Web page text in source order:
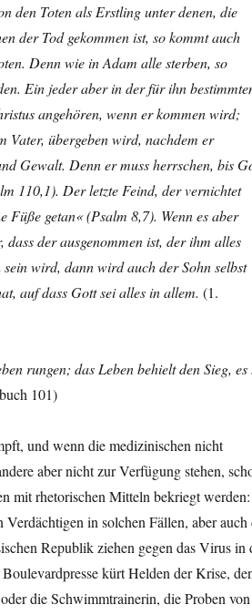
den Toten als Erstling unter denen, die
der Tod gekommen ist, so kommt auch
Denn wie in Adam alle sterben, so
Ein jeder aber in der für ihn
angehören, wenn er kommen wird;
Vater, übergeben wird, nachdem er
Gewalt. Denn er muss herrschen, bis
110,1). Der letzte Feind, der vernichtet
getan« (Psalm 8,7). Wenn es aber
der ausgenommen ist, der ihm alles
wird, dann wird auch der Sohn selbst
auf dass Gott sei alles in allem. (1.
rungen; das Leben behielt den Sieg, es
101)
und wenn die medizinischen nicht
aber nicht zur Verfügung stehen,
mit rhetorischen Mitteln bekriegt werden:
in solchen Fällen, aber auch
Republik ziehen gegen das Virus in
kürt Helden der Krise,
die Schwimmtrainerin, die Proben von